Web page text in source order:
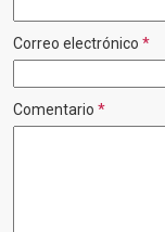
Correo electrónico *
Comentario *